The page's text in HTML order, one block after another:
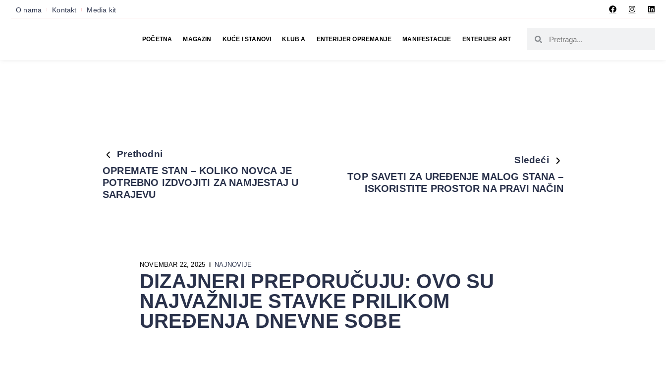
O nama Kontakt Media kit
POČETNA MAGAZIN KUĆE I STANOVI KLUB A ENTERIJER OPREMANJE MANIFESTACIJE ENTERIJER ART
Prethodni
OPREMATE STAN – KOLIKO NOVCA JE
POTREBNO IZDVOJITI ZA NAMJESTAJ U
SARAJEVU
Sledeći
TOP SAVETI ZA UREĐENJE MALOG STANA –
ISKORISTITE PROSTOR NA PRAVI NAČIN
NOVEMBAR 22, 2025 NAJNOVIJE
DIZAJNERI PREPORUČUJU: OVO SU
NAJVAŽNIJE STAVKE PRILIKOM
UREĐENJA DNEVNE SOBE